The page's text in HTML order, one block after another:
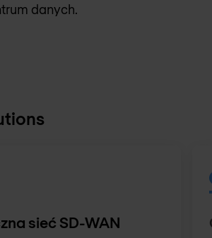
danych.
sieć SD-WAN